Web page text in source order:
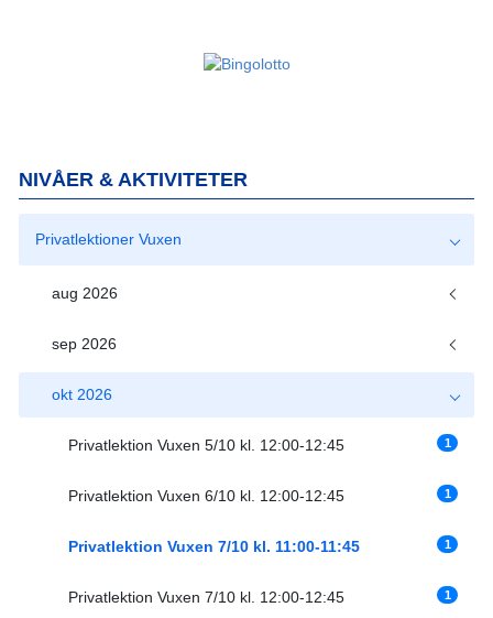
NIVÅER & AKTIVITETER
Privatlektioner Vuxen
aug 2026
sep 2026
okt 2026
Privatlektion Vuxen 5/10 kl. 12:00-12:45 1
Privatlektion Vuxen 6/10 kl. 12:00-12:45 1
Privatlektion Vuxen 7/10 kl. 11:00-11:45 1
Privatlektion Vuxen 7/10 kl. 12:00-12:45 1